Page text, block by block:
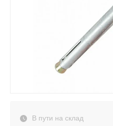
В пути на склад